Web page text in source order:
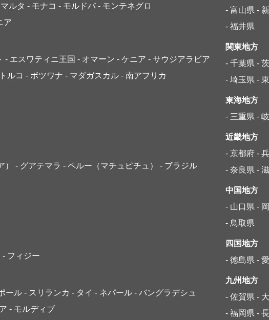
ルタ - モナコ - モルドバ - モンテネグロ
ア
- エスワティニ王国 - オマーン - ケニア - サウジアラビア
ルコ - ボツワナ - マダガスカル - 南アフリカ
- グアテマラ - ペルー（マチュピチュ）
- ブラジル
- フィジー
ール - スリランカ - タイ - ネパール - バングラデシュ
- モルディブ
- 富山県 -
- 福井県
関東地方
- 千葉県 -
- 埼玉県 -
東海地方
- 三重県 -
近畿地方
- 京都府 -
- 奈良県 -
中国地方
- 山口県 -
- 鳥取県
四国地方
- 徳島県 -
九州地方
- 佐賀県 -
- 福岡県 -